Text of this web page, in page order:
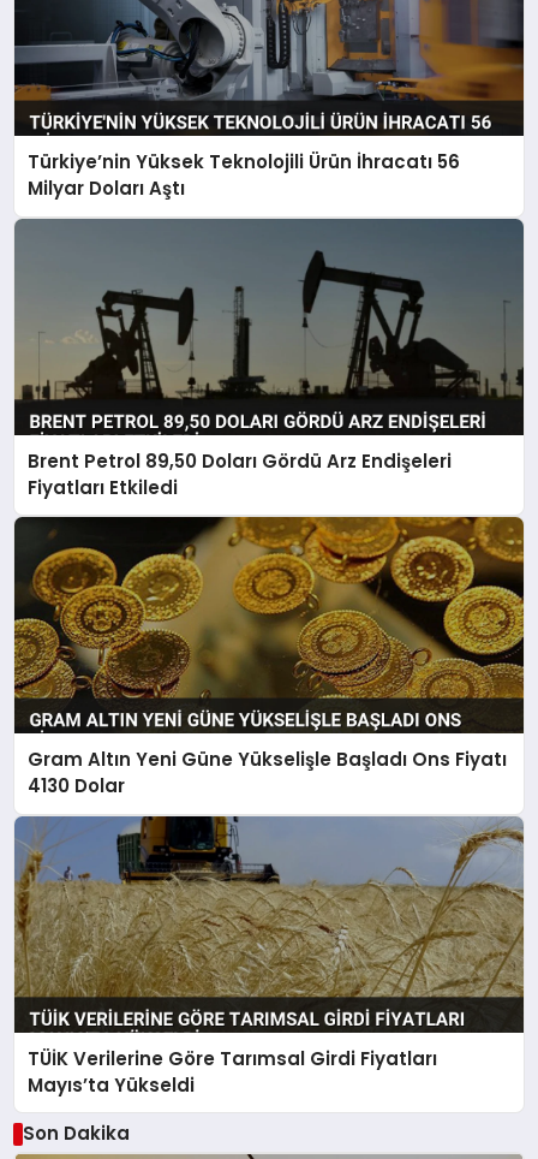
Türkiye’nin Yüksek Teknolojili Ürün İhracatı 56
Milyar Doları Aştı
Brent Petrol 89,50 Doları Gördü Arz Endişeleri
Fiyatları Etkiledi
Gram Altın Yeni Güne Yükselişle Başladı Ons Fiyatı
4130 Dolar
TÜİK Verilerine Göre Tarımsal Girdi Fiyatları
Mayıs’ta Yükseldi
Son Dakika